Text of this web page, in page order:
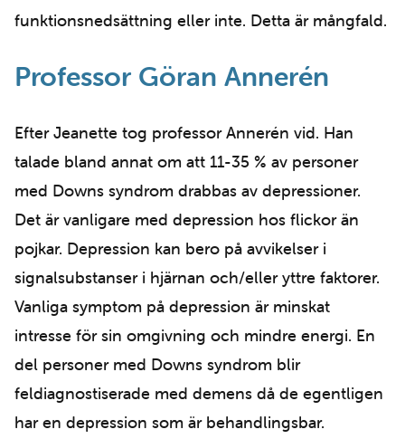
funktionsnedsättning eller inte. Detta är mångfald.
Professor Göran Annerén
Efter Jeanette tog professor Annerén vid. Han
talade bland annat om att 11-35 % av personer
med Downs syndrom drabbas av depressioner.
Det är vanligare med depression hos flickor än
pojkar. Depression kan bero på avvikelser i
signalsubstanser i hjärnan och/eller yttre faktorer.
Vanliga symptom på depression är minskat
intresse för sin omgivning och mindre energi. En
del personer med Downs syndrom blir
feldiagnostiserade med demens då de egentligen
har en depression som är behandlingsbar.